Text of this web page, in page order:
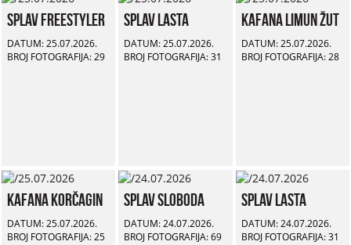
Splav Freestyler
DATUM: 25.07.2026.
BROJ FOTOGRAFIJA: 29
Splav Lasta
DATUM: 25.07.2026.
BROJ FOTOGRAFIJA: 31
Kafana Limun Žut
DATUM: 25.07.2026.
BROJ FOTOGRAFIJA: 28
Kafana Korčagin
DATUM: 25.07.2026.
BROJ FOTOGRAFIJA: 25
Splav Sloboda
DATUM: 24.07.2026.
BROJ FOTOGRAFIJA: 69
Splav Lasta
DATUM: 24.07.2026.
BROJ FOTOGRAFIJA: 31